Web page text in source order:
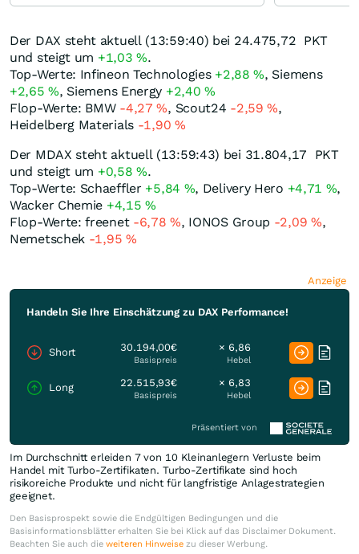
Der DAX steht aktuell (13:59:40) bei 24.475,72 PKT
und steigt um +1,03%.
Top-Werte: Infineon Technologies +2,88%, Siemens
+2,65%, Siemens Energy +2,40%
Flop-Werte: BMW -4,27%, Scout24 -2,59%,
Heidelberg Materials -1,90 %
Der MDAX steht aktuell (13:59:43) bei 31.804,17
PKT
und steigt um +0,58%.
Top-Werte: Schaeffler +5,84 %, Delivery Hero +4,71 %,
Wacker Chemie +4,15%
Flop-Werte: freenet -6,78%, IONOS Group -2,09 %,
Nemetschek -1,95 %
Anzeige
Handeln Sie Ihre Einschätzung zu DAX Performance!
Short 30.194,00€
Basispreis
× 6,86
Hebel
Long 22.515,93€
Basispreis
× 6,83
Hebel
Präsentiert von
Im Durchschnitt erleiden 7 von 10 Kleinanlegern Verluste beim
Handel mit Turbo-Zertifikaten. Turbo-Zertifikate sind hoch
risikoreiche Produkte und nicht für langfristige Anlagestrategien
geeignet.
Den Basisprospekt sowie die Endgültigen Bedingungen und die
Basisinformationsblätter erhalten Sie bei Klick auf das Disclaimer Dokument.
Beachten Sie auch die weiteren Hinweise zu dieser Werbung.